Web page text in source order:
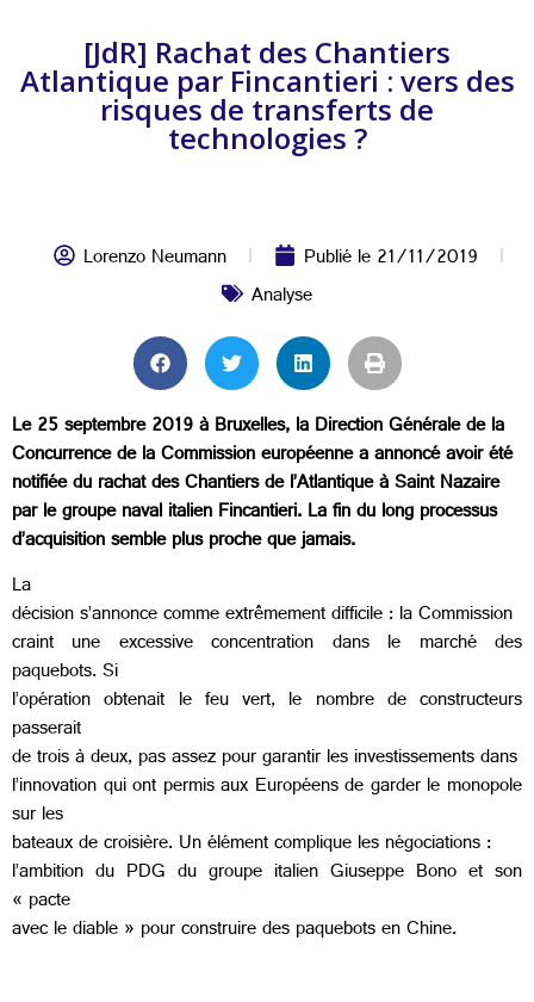
[JdR] Rachat des Chantiers
Atlantique par Fincantieri : vers des
risques de transferts de
technologies ?
Lorenzo Neumann Publié le21/11/2019
Analyse
Le 25 septembre 2019 à Bruxelles, la Direction Générale de la
Concurrence de la Commission européenne a annoncé avoir été
notifiée du rachat des Chantiers de l’Atlantique à Saint Nazaire
par le groupe naval italien Fincantieri. La fin du long processus
d’acquisition semble plus proche que jamais.
La
décision s’annonce comme extrêmement difficile : la Commission
craint une excessive concentration dans le marché des
paquebots. Si
l’opération obtenait le feu vert, le nombre de constructeurs
passerait
de trois à deux, pas assez pour garantir les investissements dans
l’innovation qui ont permis aux Européens de garder le monopole
sur les
bateaux de croisière. Un élément complique les négociations :
l’ambition du PDG du groupe italien Giuseppe Bono et son
« pacte
avec le diable » pour construire des paquebots en Chine.